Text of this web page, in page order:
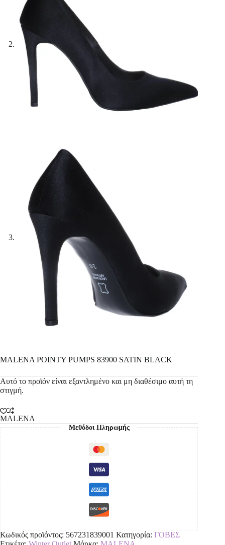
MALENA POINTY PUMPS 83900 SATIN BLACK
Αυτό το προϊόν είναι εξαντλημένο και μη διαθέσιμο αυτή τη
στιγμή.
MALENA
Μεθόδοι Πληρωμής
Κωδικός προϊόντος: 567231839001 Κατηγορία: ΓΟΒΕΣ